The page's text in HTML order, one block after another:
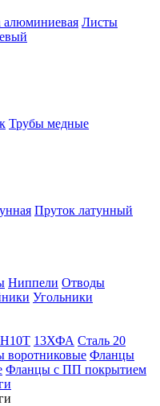
алюминиевая Листы
Трубы медные
Пруток латунный
Ниппели Отводы
Угольники
13ХФА Сталь 20
воротниковые Фланцы
Фланцы с ПП покрытием